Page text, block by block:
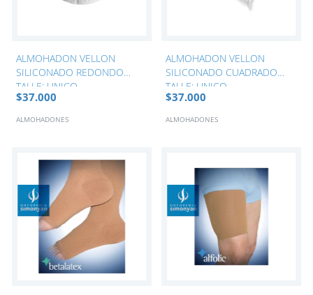
ALMOHADON VELLON
SILICONADO REDONDO
TALLE: UNICO
$37.000
ALMOHADONES
ALMOHADON VELLON
SILICONADO CUADRADO
TALLE: UNICO
$37.000
ALMOHADONES